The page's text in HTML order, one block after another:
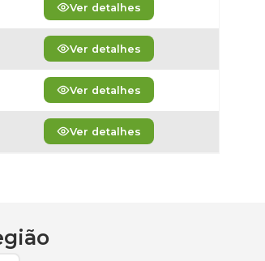
Ver detalhes
Ver detalhes
Ver detalhes
Ver detalhes